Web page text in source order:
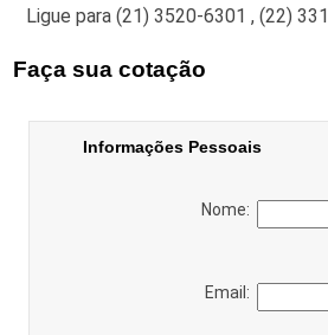
Ligue para(21) 3520-6301 ,(22)
Faça sua cotação
Informações Pessoais
Nome:
Email: